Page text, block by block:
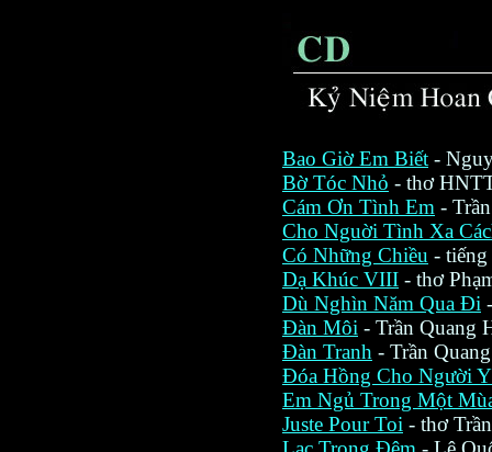
Bao Giờ Em Biết -
Bờ Tóc Nhỏ - thơ
Cám Ơn Tình Em -
Cho Nguời Tình Xa
Có Những Chiều -
Dạ Khúc VIII - thơ
Dù Nghìn Năm Qua Đi
Đàn Môi - Trần Quang
Đàn Tranh - Trần
Đóa Hồng Cho Người
Em Ngủ Trong Một
Juste Pour Toi - thơ